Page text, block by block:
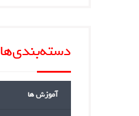
دسته‌بندی‌ها
آموزش ها